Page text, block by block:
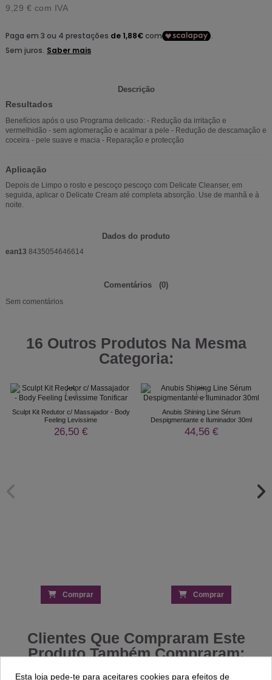
9,29 € com IVA
Descrição
Resultados
Benefícios após o uso Programa delicado: - Redução da irritação e
vermelhidão - sem aglomeração e acalmar a pele - Redução de descamação e
coceira - pele suave e macia - Reparação e protecção
Aplicação
Depois de Limpo o rosto e pescoço pescoço com Delicate Cleanser, em
seguida, aplicar o Delicate Cream até completa absorção. Use de manhã e à
noite.
Dados do produto
ean13 8435054646614
Comentários (0)
Sem comentários
16 Outros Produtos Na Mesma
Categoria:
Sculpt Kit Redutor c/ Massajador - Body
Feeling Levissime
26,50 €
Comprar
Anubis Shining Line Sérum
Despigmentante e Iluminador 30ml
44,56 €
Comprar
Clientes Que Compraram Este
Produto Também Compraram:
Esta loja pede-te para aceitares cookies para efeitos de